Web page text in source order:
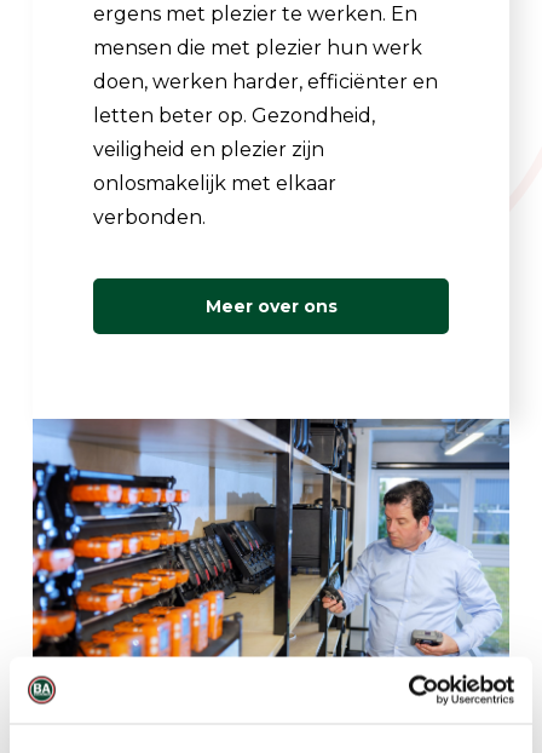
ergens met plezier te werken. En
mensen die met plezier hun werk
doen, werken harder, efficiënter en
letten beter op. Gezondheid,
veiligheid en plezier zijn
onlosmakelijk met elkaar
verbonden.
Meer over ons